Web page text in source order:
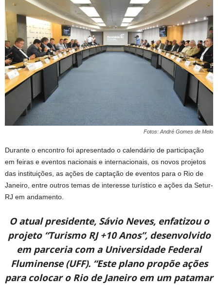
Fotos: André Gomes de Melo
Durante o encontro foi apresentado o calendário de participação
em feiras e eventos nacionais e internacionais, os novos projetos
das instituições, as ações de captação de eventos para o Rio de
Janeiro, entre outros temas de interesse turístico e ações da Setur-
RJ em andamento.
O atual presidente, Sávio Neves, enfatizou o
projeto “Turismo RJ +10 Anos”, desenvolvido
em parceria com a Universidade Federal
Fluminense (UFF). “Este plano propõe ações
para colocar o Rio de Janeiro em um patamar